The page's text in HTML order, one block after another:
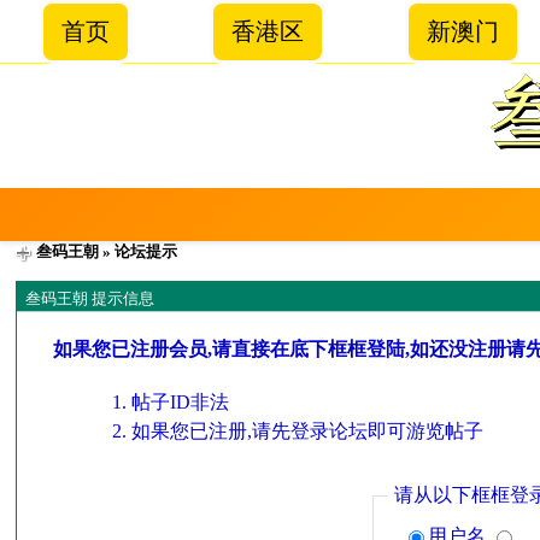
首页 香港区 新澳门
叁码王朝 » 论坛提示
叁码王朝 提示信息
如果您已注册会员,请直接在底下框框登陆,如还没注册请
帖子ID非法
如果您已注册,请先登录论坛即可游览帖子
请从以下框框登
用户名